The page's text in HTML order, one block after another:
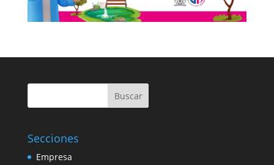
Buscar
Secciones
Empresa